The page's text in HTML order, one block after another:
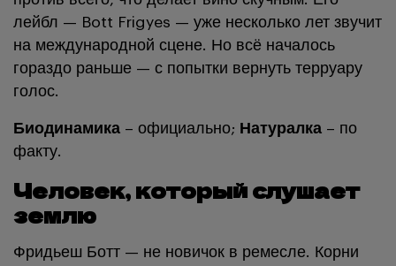
лейбл — Bott Frigyes — уже несколько лет звучит
на международной сцене. Но всё началось
гораздо раньше — с попытки вернуть терруару
голос.
Биодинамика – официально; Натуралка – по
факту.
Человек, который слушает
землю
Фридьеш Ботт — не новичок в ремесле. Корни